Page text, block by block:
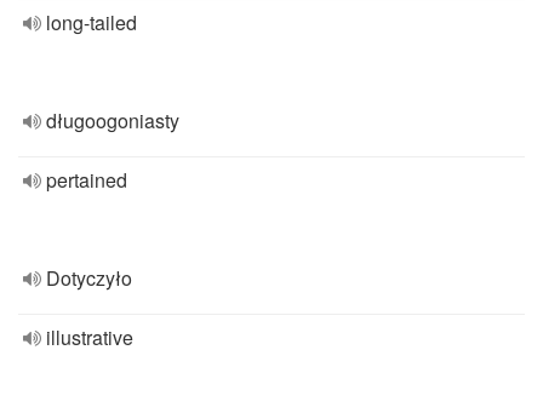
long-tailed
długoogoniasty
pertained
Dotyczyło
illustrative